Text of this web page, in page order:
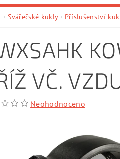
Svářečské kukly Příslušenství
VČ.
Neohodnoceno